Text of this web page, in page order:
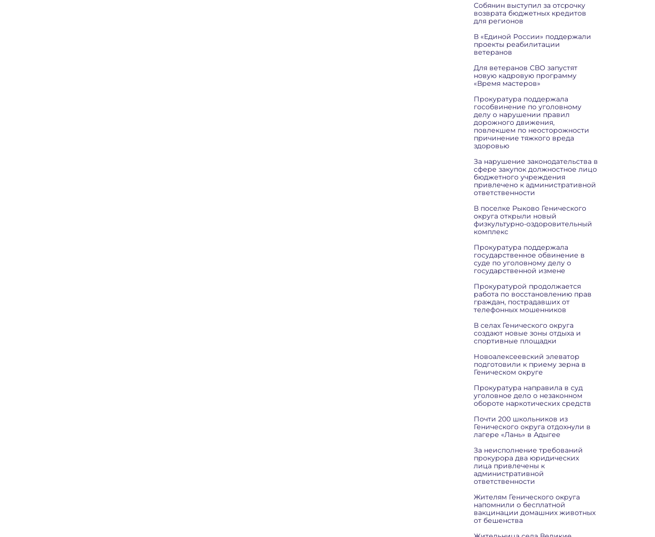
Собянин выступил за отсрочку
возврата бюджетных кредитов
для регионов
В «Единой России» поддержали
проекты реабилитации
ветеранов
Для ветеранов СВО запустят
новую кадровую программу
«Время мастеров»
Прокуратура поддержала
гособвинение по уголовному
делу о нарушении правил
дорожного движения,
повлекшем по неосторожности
причинение тяжкого вреда
здоровью
За нарушение законодательства в
сфере закупок должностное лицо
бюджетного учреждения
привлечено к административной
ответственности
В поселке Рыково Генического
округа открыли новый
физкультурно-оздоровительный
комплекс
Прокуратура поддержала
государственное обвинение в
суде по уголовному делу о
государственной измене
Прокуратурой продолжается
работа по восстановлению прав
граждан, пострадавших от
телефонных мошенников
В селах Генического округа
создают новые зоны отдыха и
спортивные площадки
Новоалексеевский элеватор
подготовили к приему зерна в
Геническом округе
Прокуратура направила в суд
уголовное дело о незаконном
обороте наркотических средств
Почти 200 школьников из
Генического округа отдохнули в
лагере «Лань» в Адыгее
За неисполнение требований
прокурора два юридических
лица привлечены к
административной
ответственности
Жителям Генического округа
напомнили о бесплатной
вакцинации домашних животных
от бешенства